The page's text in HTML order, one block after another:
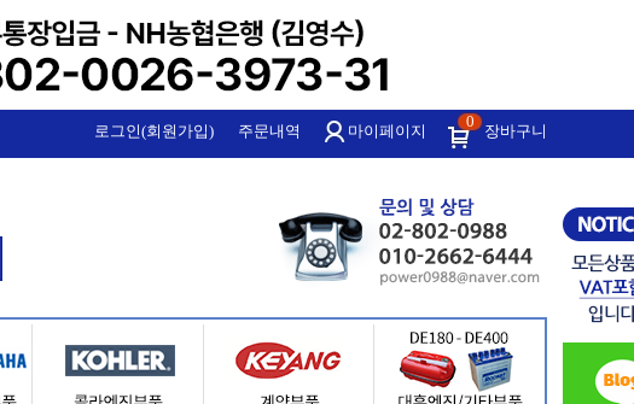
로그인(회원가입) 주문내역 마이페이지 장바구니
0